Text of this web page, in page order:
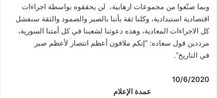
وبما صنّعوا من مجموعات ارهابية، لن يحققوه بواسطة اجراءات
اقتصادية استبدادية، وكلنا ثقة بأننا بالصبر والصمود والثقة سنفشل
كل الاجراءات المعادية، وهذه دعوتنا لشعبنا في كل أمتنا السورية،
مرددين قول سعاده: “إنكم ملاقون أعظم انتصار لأعظم صبر
في التاريخ”.
10/6/2020
عمدة الإعلام